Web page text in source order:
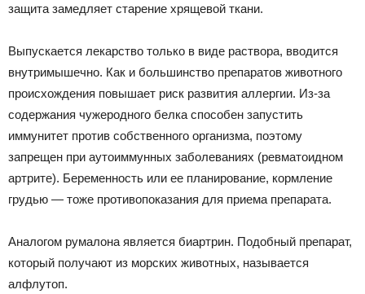
защита замедляет старение хрящевой ткани.
Выпускается лекарство только в виде раствора, вводится
внутримышечно. Как и большинство препаратов животного
происхождения повышает риск развития аллергии. Из-за
содержания чужеродного белка способен запустить
иммунитет против собственного организма, поэтому
запрещен при аутоиммунных заболеваниях (ревматоидном
артрите). Беременность или ее планирование, кормление
грудью — тоже противопоказания для приема препарата.
Аналогом румалона является биартрин. Подобный препарат,
который получают из морских животных, называется
алфлутоп.